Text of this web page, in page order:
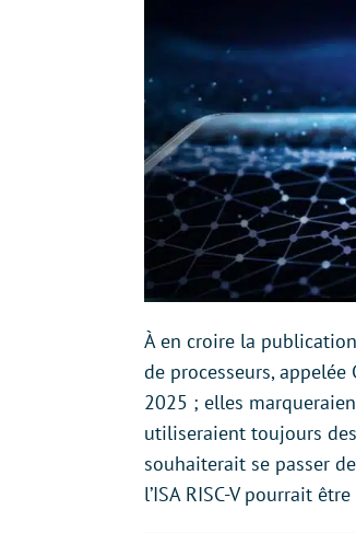
À en croire la
de processeurs,
2025 ; elles
utiliseraient toujours
souhaiterait se passer
l’ISA RISC-V pourrait